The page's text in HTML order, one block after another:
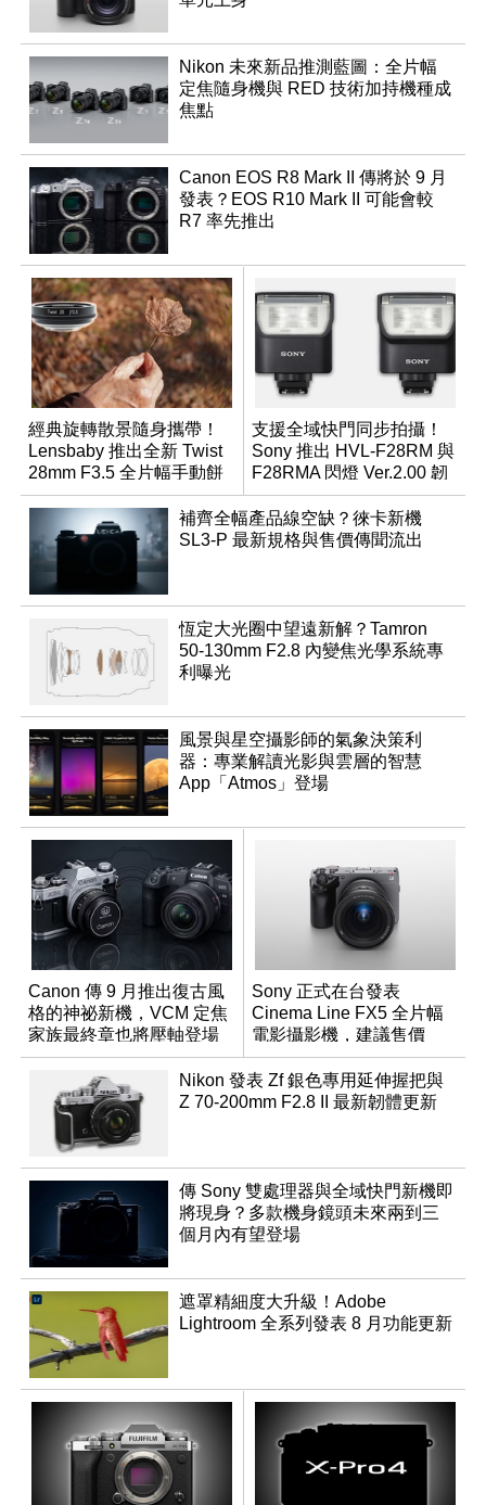
Nikon 未來新品推測藍圖：全片幅
定焦隨身機與 RED 技術加持機種成
焦點
Canon EOS R8 Mark II 傳將於 9 月
發表？EOS R10 Mark II 可能會較
R7 率先推出
經典旋轉散景隨身攜帶！
Lensbaby 推出全新 Twist
28mm F3.5 全片幅手動餅
乾鏡
支援全域快門同步拍攝！
Sony 推出 HVL-F28RM 與
F28RMA 閃燈 Ver.2.00 韌
體
補齊全幅產品線空缺？徠卡新機
SL3-P 最新規格與售價傳聞流出
恆定大光圈中望遠新解？Tamron
50-130mm F2.8 內變焦光學系統專
利曝光
風景與星空攝影師的氣象決策利
器：專業解讀光影與雲層的智慧
App「Atmos」登場
Canon 傳 9 月推出復古風
格的神祕新機，VCM 定焦
家族最終章也將壓軸登場
Sony 正式在台發表
Cinema Line FX5 全片幅
電影攝影機，建議售價
NT$144,980
Nikon 發表 Zf 銀色專用延伸握把與
Z 70-200mm F2.8 II 最新韌體更新
傳 Sony 雙處理器與全域快門新機即
將現身？多款機身鏡頭未來兩到三
個月內有望登場
遮罩精細度大升級！Adobe
Lightroom 全系列發表 8 月功能更新